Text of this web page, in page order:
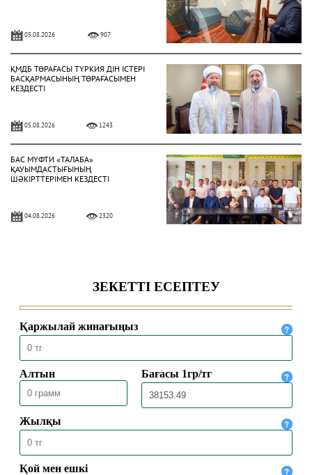
05.08.2026 907
ҚМДБ ТӨРАҒАСЫ ТҮРКИЯ ДІН ІСТЕРІ
БАСҚАРМАСЫНЫҢ ТӨРАҒАСЫМЕН
КЕЗДЕСТІ
05.08.2026 1243
БАС МҮФТИ «ТАЛАБА»
ҚАУЫМДАСТЫҒЫНЫҢ
ШӘКІРТТЕРІМЕН КЕЗДЕСТІ
04.08.2026 2320
04.08.2026 2024
БАС МҮФТИ ТӨРАЛҚА МӘЖІЛІСІН
ӨТКІЗДІ
31.07.2026